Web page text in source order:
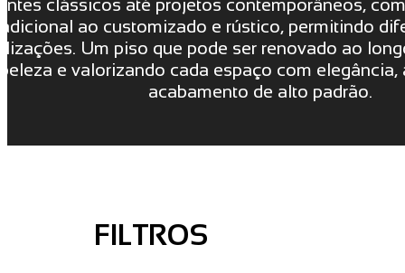
clássicos até projetos contemporâneos,
ao customizado e rústico, permitindo
Um piso que pode ser renovado ao
e valorizando cada espaço com elegância,
acabamento de alto padrão.
FILTROS